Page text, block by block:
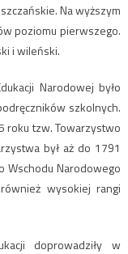
Na wyższym
poziomu pierwszego.
i wileński.
Narodowej było
szkolnych.
roku tzw. Towarzystwo
był aż do 1791
Wschodu Narodowego
wysokiej rangi
doprowadziły w